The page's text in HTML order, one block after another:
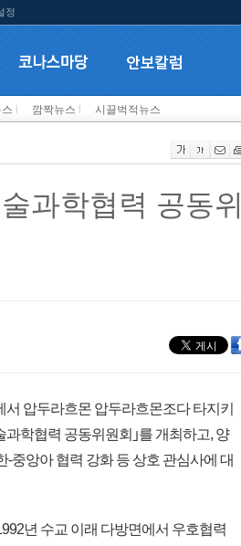
정
깜짝뉴스 시끌벅적뉴스
과학협력 공동위
압두라흐몬 압두라흐몬조다 타지키
학협력 공동위원회｣를 개최하고, 양
-중앙아 협력 강화 등 상호 관심사에 대
년 수교 이래 다방면에서 우호협력